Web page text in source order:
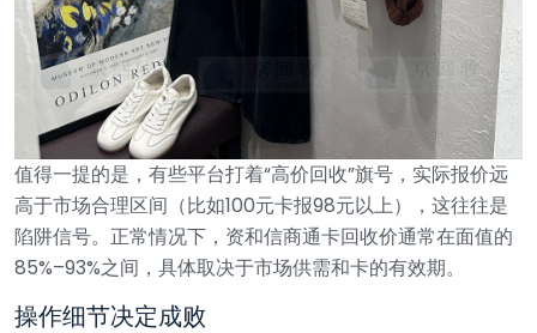
值得一提的是，有些平台打着“高价回收”旗号，实际报价远
高于市场合理区间（比如100元卡报98元以上），这往往是
陷阱信号。正常情况下，资和信商通卡回收价通常在面值的
85%–93%之间，具体取决于市场供需和卡的有效期。
操作细节决定成败